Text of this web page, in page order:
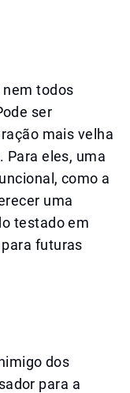
nem todos
ser
mais velha
Para eles, uma
como a
uma
testado em
futuras
dos
para a